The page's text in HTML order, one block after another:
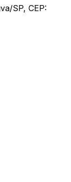
SP, CEP: